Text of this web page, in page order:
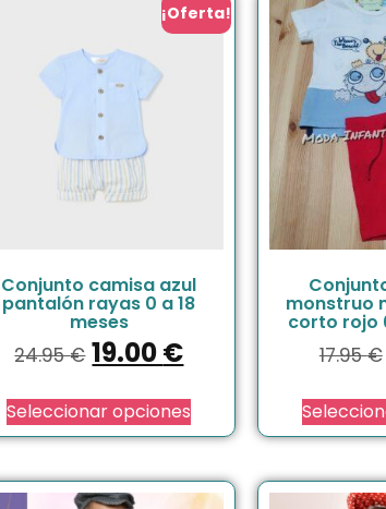
¡Oferta!
Conjunto camisa azul
pantalón rayas 0 a 18
meses
24.95€ 19.00€
Seleccionar opciones
monstruo
corto rojo
17.95€